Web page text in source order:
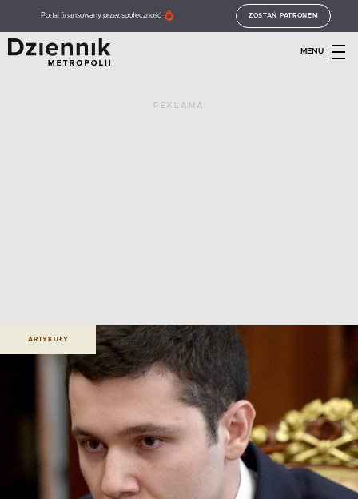
Portal finansowany przez społeczność ZOSTAŃ PATRONEM
MENU
REKLAMA
ARTYKUŁY